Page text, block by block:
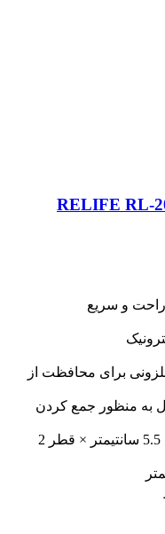
راحت و سریع
برای محافظت از
به منظور جمع کردن
ابعاد: طول 11.5 سانتیمتر × عرض 5.5 سانتیمتر × قطر 2